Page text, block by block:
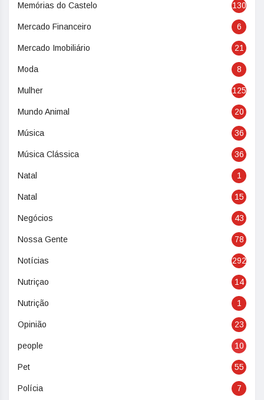
Memórias do Castelo 130
Mercado Financeiro 6
Mercado Imobiliário 21
Moda 8
Mulher 125
Mundo Animal 20
Música 36
Música Clássica 36
Natal 1
Natal 15
Negócios 43
Nossa Gente 78
Notícias 292
Nutriçao 14
Nutrição 1
Opinião 23
people 10
Pet 55
Polícia 7